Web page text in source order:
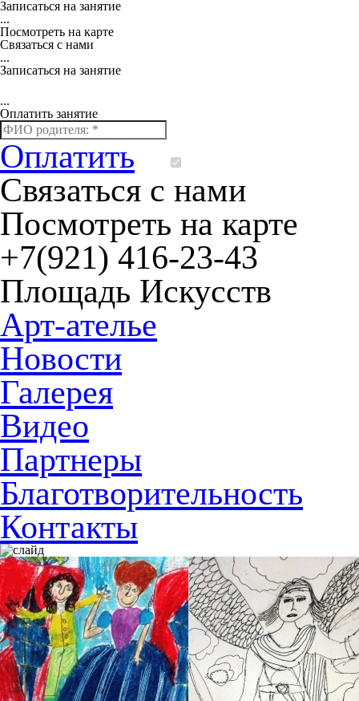
Записаться на занятие
...
Посмотреть на карте
Связаться с нами
...
Записаться на занятие
...
Оплатить занятие
Оплатить
Связаться с нами
Посмотреть на карте
+7(921) 416-23-43
Площадь Искусств
Арт-ателье
Новости
Галерея
Видео
Партнеры
Благотворительность
Контакты